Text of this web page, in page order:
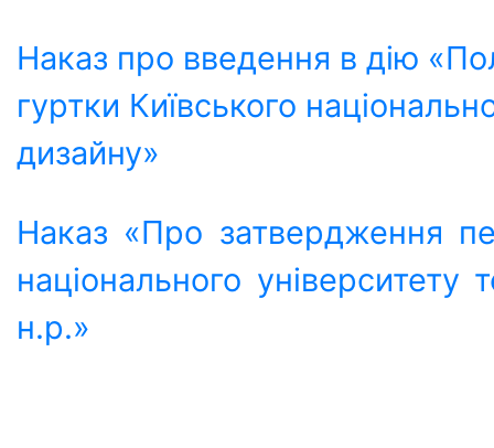
Наказ про введення в дію
гуртки Київського
дизайну»
Наказ «Про затвердження
національного
н.р.»